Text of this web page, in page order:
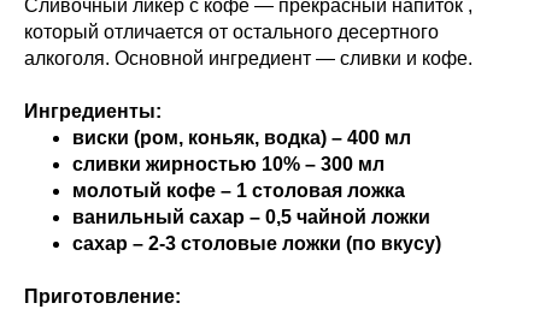
Сливочный ликер с кофе — прекрасный напиток ,
который отличается от остального десертного
алкоголя. Основной ингредиент — сливки и кофе.
Ингредиенты:
виски (ром, коньяк, водка) – 400 мл
сливки жирностью 10% – 300 мл
молотый кофе – 1 столовая ложка
ванильный сахар – 0,5 чайной ложки
сахар – 2-3 столовые ложки (по вкусу)
Приготовление: